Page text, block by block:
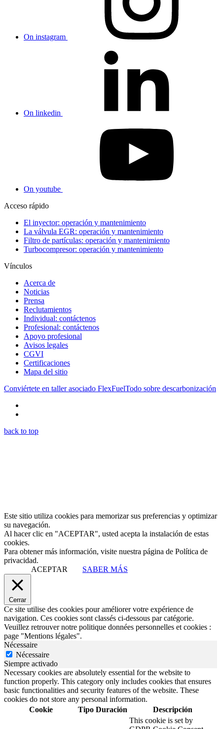
On instagram
On linkedin
On youtube
Acceso rápido
El inyector: operación y mantenimiento
La válvula EGR: operación y mantenimiento
Filtro de partículas: operación y mantenimiento
Turbocompresor: operación y mantenimiento
Vínculos
Acerca de
Noticias
Prensa
Reclutamientos
Individual: contáctenos
Profesional: contáctenos
Apoyo profesional
Avisos legales
CGVI
Certificaciones
Mapa del sitio
Conviértete en taller asociado FlexFuelTodo sobre descarbonización
back to top
Este sitio utiliza cookies para memorizar sus preferencias y optimizar
su navegación.
Al hacer clic en "ACEPTAR", usted acepta la instalación de estas
cookies.
Para obtener más información, visite nuestra página de Política de
privacidad.
ACEPTAR
SABER MÁS
Cerrar
Ce site utilise des cookies pour améliorer votre expérience de
navigation. Ces cookies sont classés ci-dessous par catégorie.
Veuillez retrouver notre politique données personnelles et cookies :
page "Mentions légales".
Nécessaire
Nécessaire
Siempre activado
Necessary cookies are absolutely essential for the website to
function properly. This category only includes cookies that ensures
basic functionalities and security features of the website. These
cookies do not store any personal information.
Cookie
Tipo Duración
Descripción
This cookie is set by